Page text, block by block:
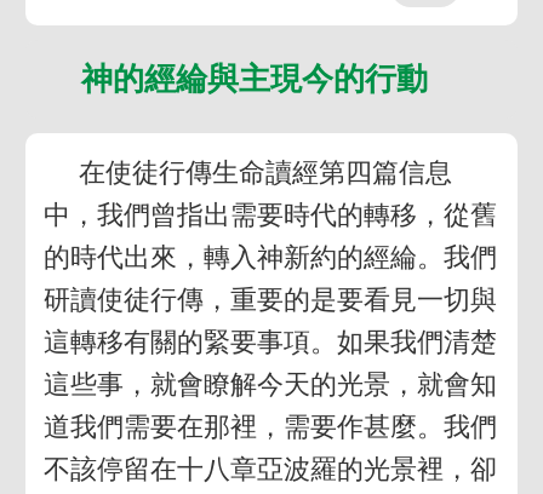
神的經綸與主現今的行動
在使徒行傳生命讀經第四篇信息
中，我們曾指出需要時代的轉移，從舊
的時代出來，轉入神新約的經綸。我們
研讀使徒行傳，重要的是要看見一切與
這轉移有關的緊要事項。如果我們清楚
這些事，就會瞭解今天的光景，就會知
道我們需要在那裡，需要作甚麼。我們
不該停留在十八章亞波羅的光景裡，卻